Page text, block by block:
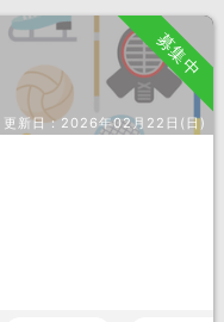
募集中
更新日：2026年02月22日(日)